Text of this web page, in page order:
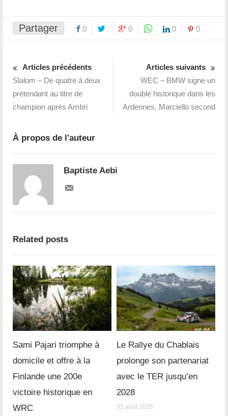
Partager 0 0 0 0
Articles précédents
Slalom – De quatre à deux
prétendant au titre de
champion après Ambri
Articles suivants
WEC – BMW signe un
doublé historique dans les
Ardennes, Marciello second
À propos de l'auteur
Baptiste Aebi
Related posts
Sami Pajari triomphe à
domicile et offre à la
Finlande une 200e
victoire historique en
WRC
Le Rallye du Chablais
prolonge son partenariat
avec le TER jusqu’en
2028
01 août 2026